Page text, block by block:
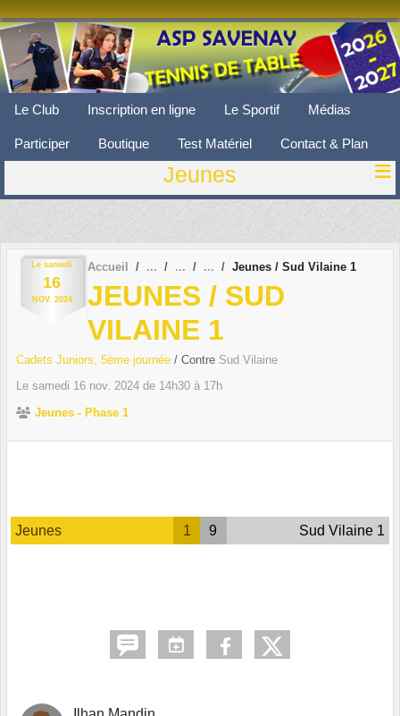
Le Club Inscription en ligne Le Sportif Médias
Participer Boutique Test Matériel Contact & Plan
Jeunes
Le samedi
16
NOV. 2024
Accueil Jeunes / Sud Vilaine 1
JEUNES / SUD
VILAINE 1
Cadets Juniors, 5ème journée / Contre Sud Vilaine
Le samedi 16 nov. 2024 de 14h30 à 17h
Jeunes - Phase 1
Jeunes 1 9 Sud Vilaine 1